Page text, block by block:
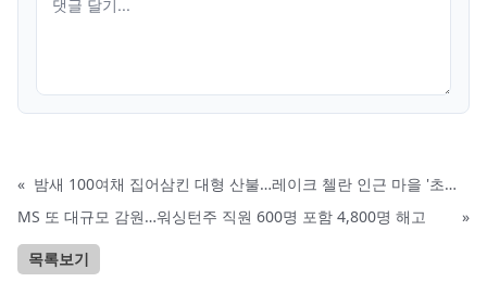
«
밤새 100여채 집어삼킨 대형 산불…레이크 첼란 인근 마을 '초토화'
MS 또 대규모 감원…워싱턴주 직원 600명 포함 4,800명 해고
»
목록보기